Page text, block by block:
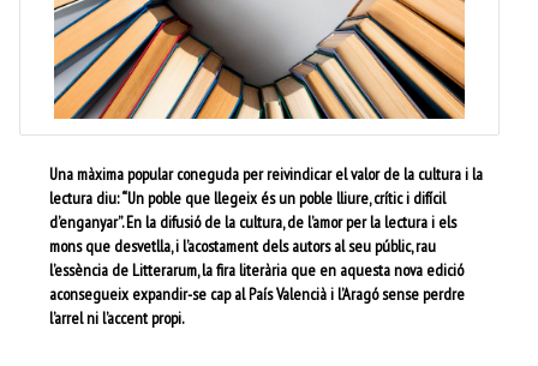
Una màxima popular coneguda per reivindicar el valor de la cultura i la
lectura diu: “Un poble que llegeix és un poble lliure, crític i difícil
d’enganyar”. En la difusió de la cultura, de l’amor per la lectura i els
mons que desvetlla, i l’acostament dels autors al seu públic, rau
l’essència de Litterarum, la fira literària que en aquesta nova edició
aconsegueix expandir-se cap al País Valencià i l’Aragó sense perdre
l’arrel ni l’accent propi.